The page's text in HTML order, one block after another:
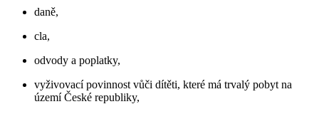
daně,
cla,
odvody a poplatky,
vyživovací povinnost vůči dítěti, které má trvalý pobyt na
území České republiky,